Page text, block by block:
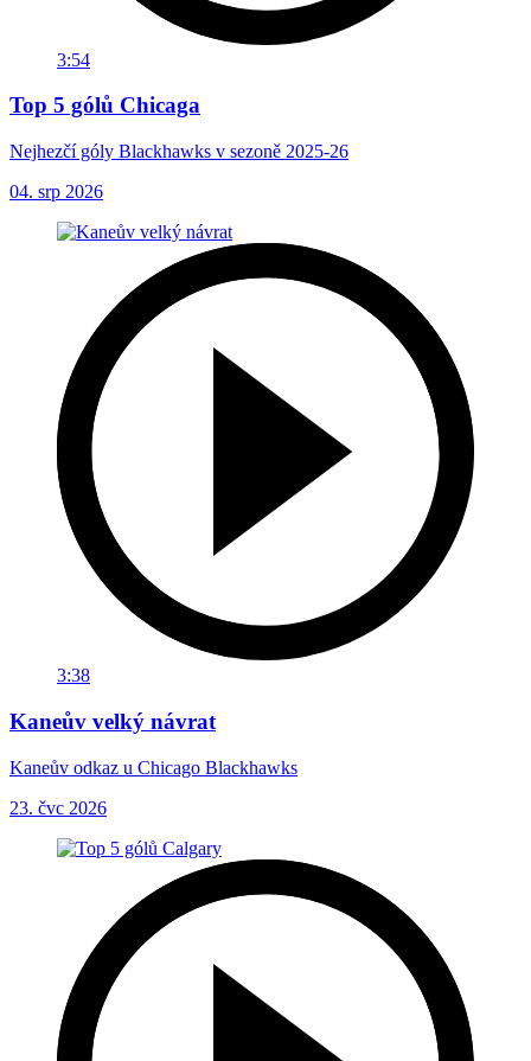
3:54
Top 5 gólů Chicaga
Nejhezčí góly Blackhawks v sezoně 2025-26
04. srp 2026
3:38
Kaneův velký návrat
Kaneův odkaz u Chicago Blackhawks
23. čvc 2026